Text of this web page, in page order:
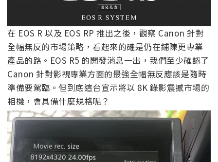
在 EOS R 以及 EOS RP 推出之後，觀察 Canon 針對
全幅無反的市場策略，看起來的確是仍在鋪陳更專業
產品的路。EOS R5 的開發消息一出，我們至少確認了
Canon 針對影視專業方面的最強全幅無反應該是隨時
準備要駕臨。但到底這台宣示將以 8K 錄影震撼市場的
相機，會具備什麼規格呢？